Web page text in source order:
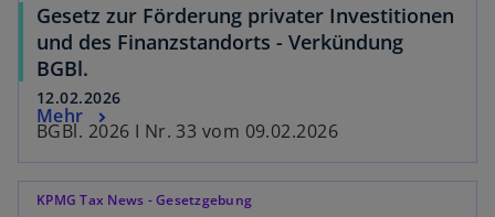
Gesetz zur Förderung privater Investitionen
und des Finanzstandorts - Verkündung
BGBl.
12.02.2026
BGBl. 2026 I Nr. 33 vom 09.02.2026
Mehr
KPMG Tax News - Gesetzgebung